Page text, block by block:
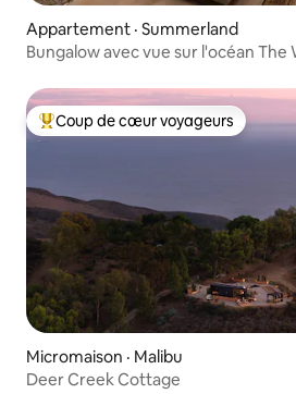
Appartement · Summerland
Bungalow avec vue sur l'océan The
Coup de cœur voyageurs parmi les
Coup de cœur voyageurs
Micromaison · Malibu
Deer Creek Cottage